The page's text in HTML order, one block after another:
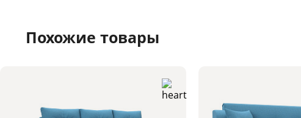
Похожие товары